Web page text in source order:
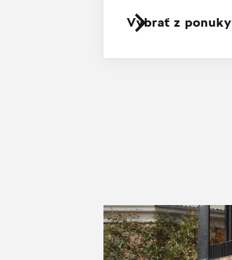
Vybrať z ponuky